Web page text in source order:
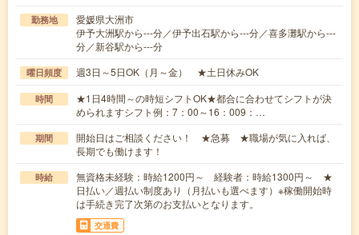
勤務地
愛媛県大洲市
伊予大洲駅から---分／伊予出石駅から---分／喜多灘駅から---
分／新谷駅から---分
曜日頻度 週3日～5日OK（月～金） ★土日休みOK
時間
★1日4時間～の時短シフトOK★都合に合わせてシフトが決
められますシフト例：7：00～16：009：…
期間
開始日はご相談ください！ ★急募 ★職場が気に入れば、
長期でも働けます！
時給
無資格未経験：時給1200円～ 経験者：時給1300円～ ★
日払い／週払い制度あり（月払いも選べます）※稼働開始時
は手続き完了次第のお支払いとなります。
交通費